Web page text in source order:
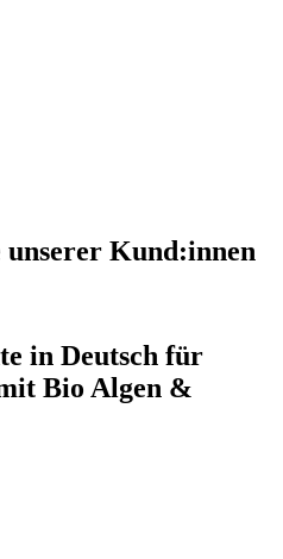
Kund:innen
in Deutsch für
Bio Algen &